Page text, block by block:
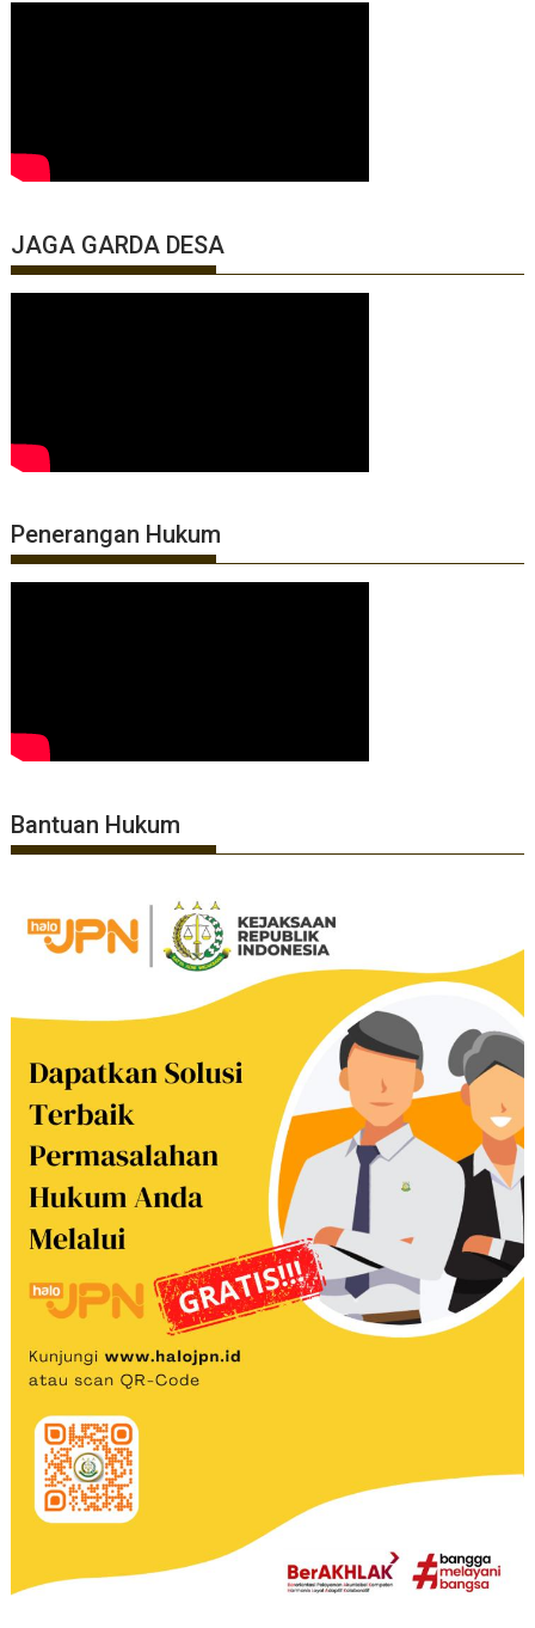
JAGA GARDA DESA
Penerangan Hukum
Bantuan Hukum